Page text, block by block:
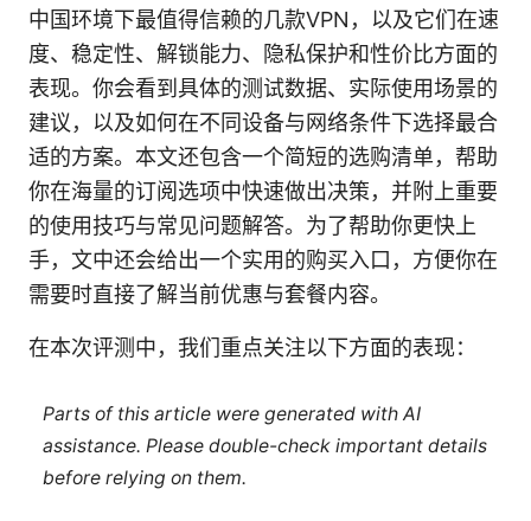
中国环境下最值得信赖的几款VPN，以及它们在速
度、稳定性、解锁能力、隐私保护和性价比方面的
表现。你会看到具体的测试数据、实际使用场景的
建议，以及如何在不同设备与网络条件下选择最合
适的方案。本文还包含一个简短的选购清单，帮助
你在海量的订阅选项中快速做出决策，并附上重要
的使用技巧与常见问题解答。为了帮助你更快上
手，文中还会给出一个实用的购买入口，方便你在
需要时直接了解当前优惠与套餐内容。
在本次评测中，我们重点关注以下方面的表现：
Parts of this article were generated with AI
assistance. Please double-check important details
before relying on them.